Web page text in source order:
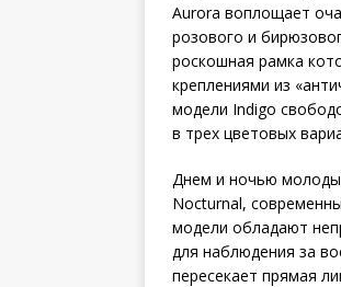
Aurora воплощает
розового и
роскошная рамка
креплениями из
модели Indigo
в трех цветовых
Днем и ночью
Nocturnal,
модели обладают
для наблюдения за
пересекает прямая